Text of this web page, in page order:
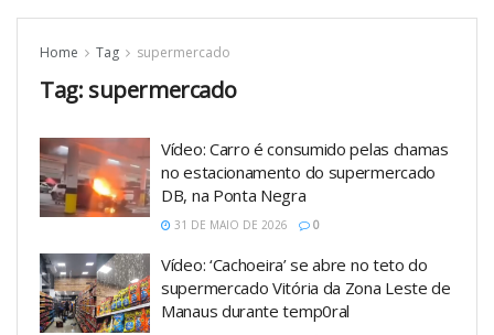
Home Tag supermercado
Tag: supermercado
Vídeo: Carro é consumido pelas chamas
no estacionamento do supermercado
DB, na Ponta Negra
31 DE MAIO DE 2026 0
Vídeo: ‘Cachoeira’ se abre no teto do
supermercado Vitória da Zona Leste de
Manaus durante temp0ral